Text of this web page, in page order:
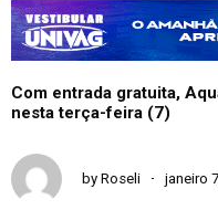
Com entrada gratuita,
nesta terça-feira (7)
by Roseli janeiro